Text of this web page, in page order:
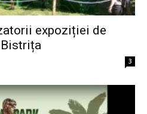
expoziției de
3